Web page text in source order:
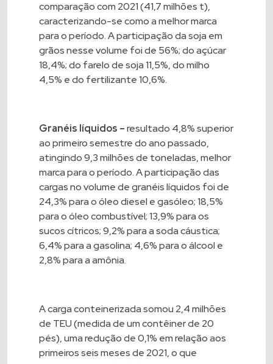
comparação com 2021 (41,7 milhões t),
caracterizando-se como a melhor marca
para o período. A participação da soja em
grãos nesse volume foi de 56%; do açúcar
18,4%; do farelo de soja 11,5%, do milho
4,5% e do fertilizante 10,6%.
Granéis líquidos –resultado 4,8% superior
ao primeiro semestre do ano passado,
atingindo 9,3 milhões de toneladas, melhor
marca para o período. A participação das
cargas no volume de granéis líquidos foi de
24,3% para o óleo diesel e gasóleo; 18,5%
para o óleo combustível; 13,9% para os
sucos cítricos; 9,2% para a soda cáustica;
6,4% para a gasolina; 4,6% para o álcool e
2,8% para a amônia.
A carga conteinerizada somou 2,4 milhões
de TEU (medida de um contêiner de 20
pés), uma redução de 0,1% em relação aos
primeiros seis meses de 2021, o que